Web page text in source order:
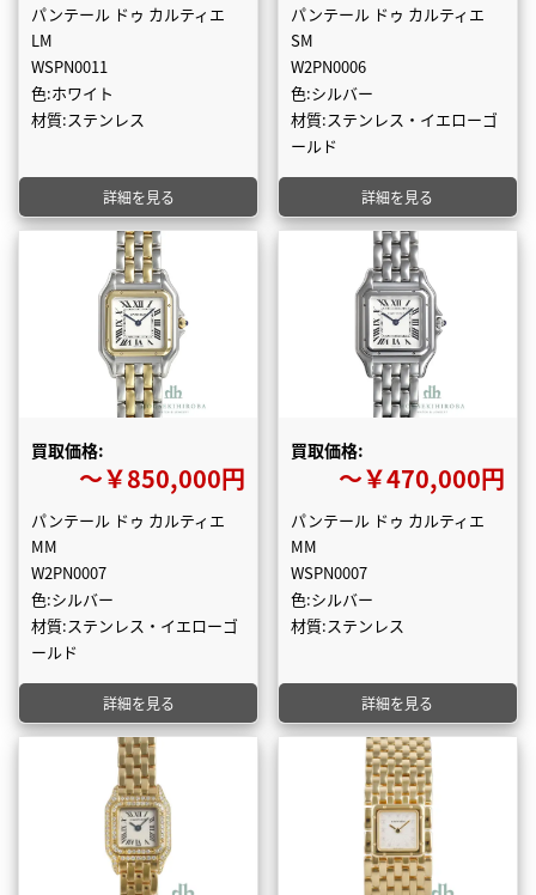
パンテール ドゥ カルティエ
LM
WSPN0011
色:ホワイト
材質:ステンレス
詳細を見る
パンテール ドゥ カルティエ
SM
W2PN0006
色:シルバー
材質:ステンレス・イエローゴ
ールド
詳細を見る
買取価格:
〜￥850,000円
パンテール ドゥ カルティエ
MM
W2PN0007
色:シルバー
材質:ステンレス・イエローゴ
ールド
詳細を見る
買取価格:
〜￥470,000円
パンテール ドゥ カルティエ
MM
WSPN0007
色:シルバー
材質:ステンレス
詳細を見る